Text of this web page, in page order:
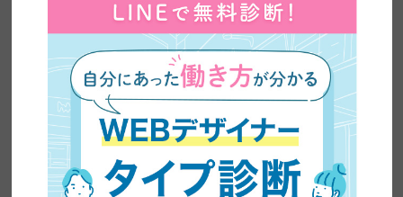
【主婦の副業】未経験から月5万円｜事務職ママが
Webデザインで叶えた理想の働き方